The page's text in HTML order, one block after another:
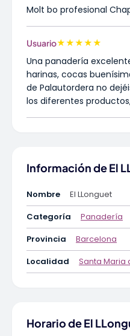
Molt bo profesional
Usuario★★★★★
Una panadería
harinas, cocas
de Palautordera no
los diferentes
Información de El
Nombre
El LLonguet
Categoría
Panadería
Provincia
Barcelona
Localidad
Santa Maria
Horario de El